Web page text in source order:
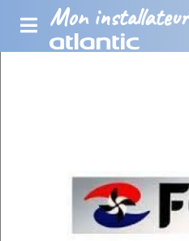
Mon installateur